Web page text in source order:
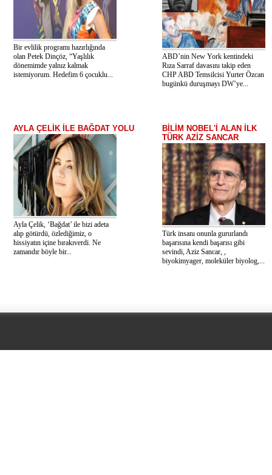
Bir evlilik programı hazırlığında
olan Petek Dinçöz, “Yaşlılık
dönemimde yalnız kalmak
istemiyorum. Hedefim 6 çocuklu...
ABD’nin New York kentindeki
Rıza Sarraf davasını takip eden
CHP ABD Temsilcisi Yurter Özcan
bugünkü duruşmayı DW’ye...
AYLA ÇELİK İLE BAĞDAT YOLU
Ayla Çelik, ‘Bağdat’ ile bizi adeta
alıp götürdü, özlediğimiz, o
hissiyatın içine bırakıverdi. Ne
zamandır böyle bir...
BİLİM NOBEL'İ ALAN İLK
TÜRK AZİZ SANCAR
Türk insanı onunla gururlandı
başarısına kendi başarısı gibi
sevindi, Aziz Sancar, ,
biyokimyager, moleküler biyolog,...